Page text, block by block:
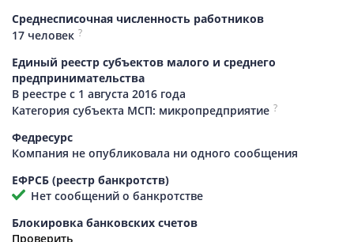
Среднесписочная численность работников
17 человек ?
Единый реестр субъектов малого и среднего
предпринимательства
В реестре с 1 августа 2016 года
Категория субъекта МСП: микропредприятие ?
Федресурс
Компания не опубликовала ни одного сообщения
ЕФРСБ (реестр банкротств)
Нет сообщений о банкротстве
Блокировка банковских счетов
Проверить